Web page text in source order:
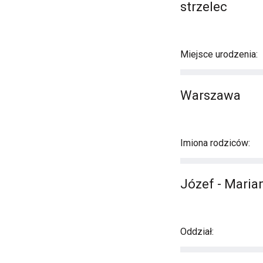
strzelec
Miejsce urodzenia:
Warszawa
Imiona rodziców:
Józef -
Oddział: